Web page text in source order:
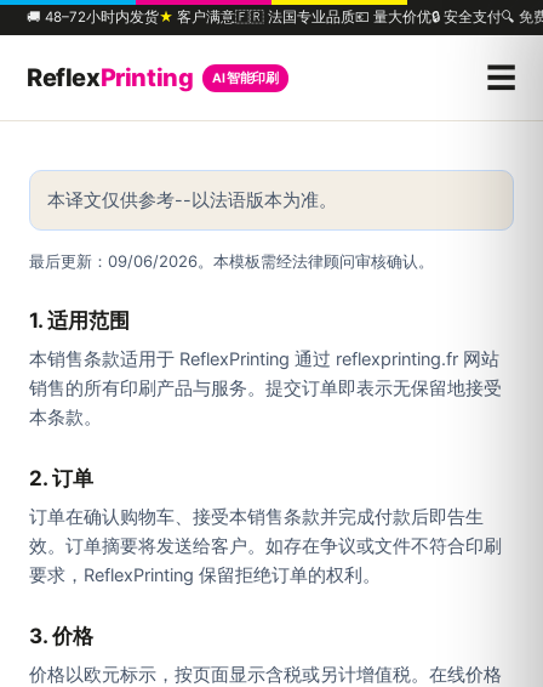
🚚 48–72小时内发货★ 客户满意🇫🇷 法国专业品质💶 量大价优🔒 安全支付🔍 免
ReflexPrinting AI 智能印刷 ☰
本译文仅供参考--以法语版本为准。
最后更新：09/06/2026。本模板需经法律顾问审核确认。
1. 适用范围
本销售条款适用于 ReflexPrinting 通过 reflexprinting.fr 网站
销售的所有印刷产品与服务。提交订单即表示无保留地接受
本条款。
2. 订单
订单在确认购物车、接受本销售条款并完成付款后即告生
效。订单摘要将发送给客户。如存在争议或文件不符合印刷
要求，ReflexPrinting 保留拒绝订单的权利。
3. 价格
价格以欧元标示，按页面显示含税或另计增值税。在线价格